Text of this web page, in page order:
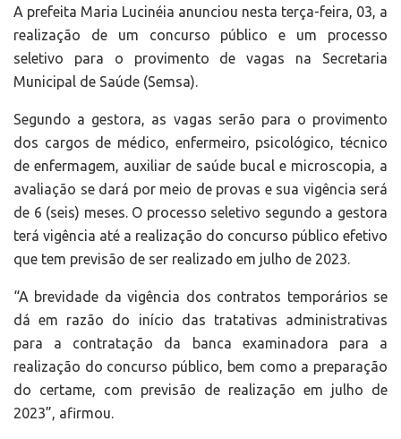
A prefeita Maria Lucinéia anunciou nesta terça-feira, 03, a
realização de um concurso público e um processo
seletivo para o provimento de vagas na Secretaria
Municipal de Saúde (Semsa).
Segundo a gestora, as vagas serão para o provimento
dos cargos de médico, enfermeiro, psicológico, técnico
de enfermagem, auxiliar de saúde bucal e microscopia, a
avaliação se dará por meio de provas e sua vigência será
de 6 (seis) meses. O processo seletivo segundo a gestora
terá vigência até a realização do concurso público efetivo
que tem previsão de ser realizado em julho de 2023.
“A brevidade da vigência dos contratos temporários se
dá em razão do início das tratativas administrativas
para a contratação da banca examinadora para a
realização do concurso público, bem como a preparação
do certame, com previsão de realização em julho de
2023”, afirmou.